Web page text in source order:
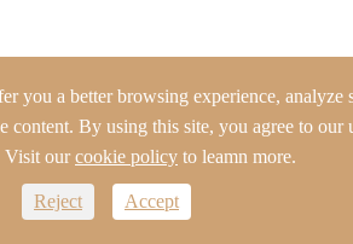
tắm cổ điển
tắm truyền thống
hiện đại
you a better browsing experience, analyze
content. By using this site, you agree to our
Visit ourcookie policy to leamn more.
Reject Accept